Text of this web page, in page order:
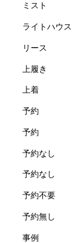
ミスト
ライトハウス
リース
上履き
上着
予約
予約
予約なし
予約なし
予約不要
予約無し
事例